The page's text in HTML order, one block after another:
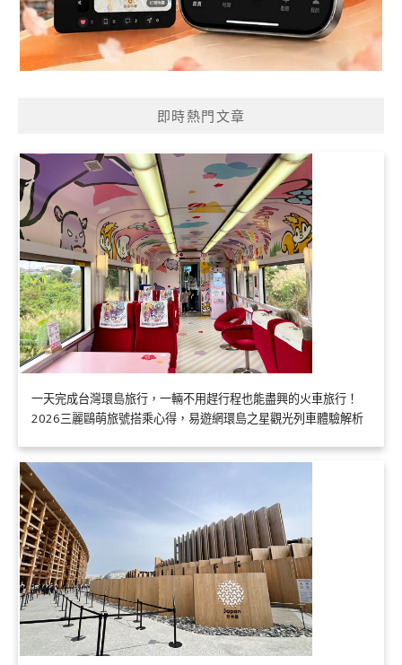
即時熱門文章
一天完成台灣環島旅行，一輛不用趕行程也能盡興的火車旅行！
2026三麗鷗萌旅號搭乘心得，易遊網環島之星觀光列車體驗解析